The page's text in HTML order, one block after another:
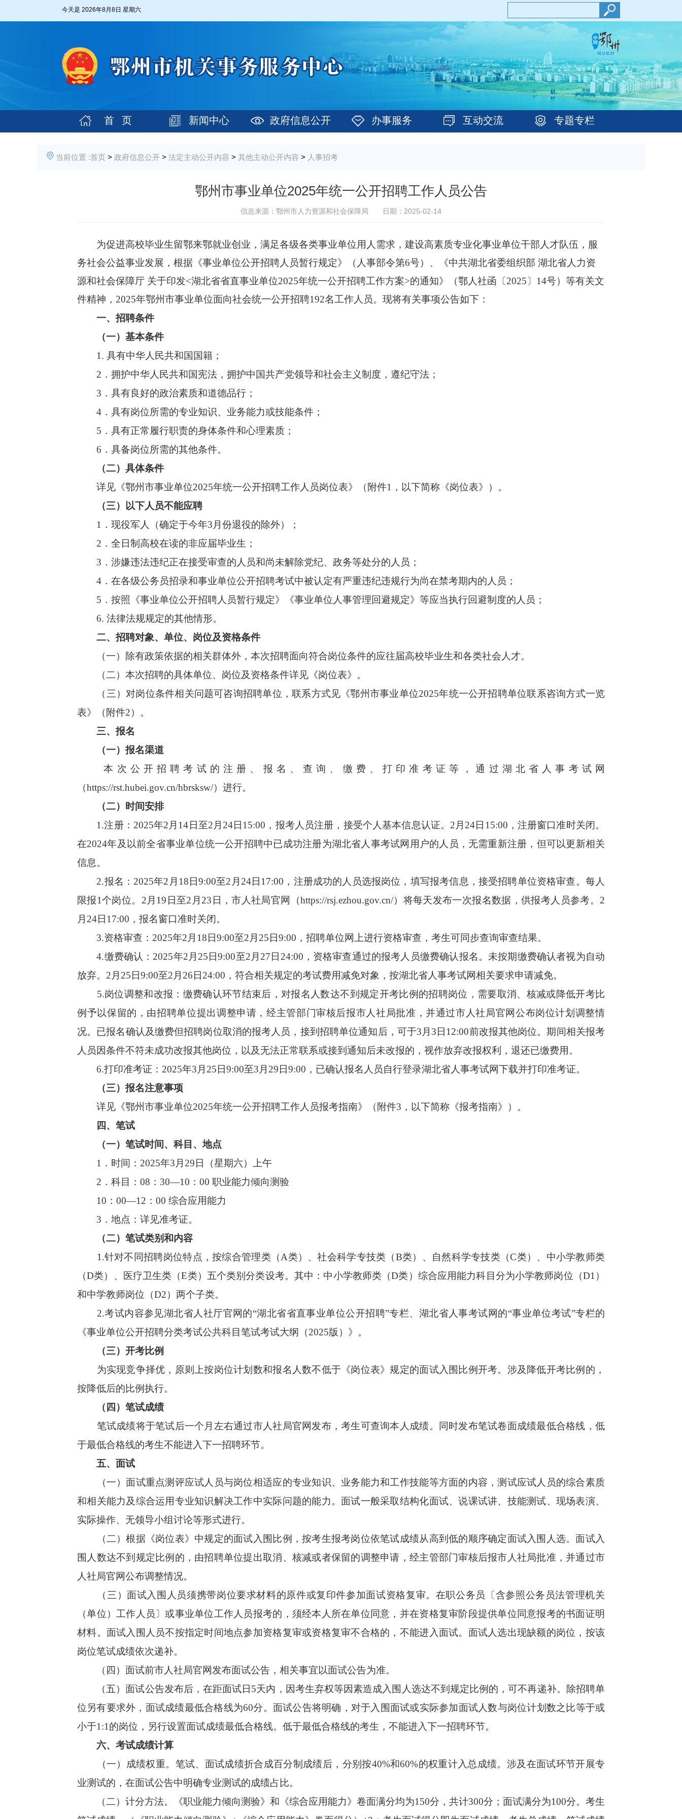
今天是 2026年8月8日 星期六
首 页 新闻中心 政府信息公开 办事服务 互动交流 专题专栏
当前位置 :首页 > 政府信息公开 > 法定主动公开内容 > 其他主动公开内容 > 人事招考
鄂州市事业单位2025年统一公开招聘工作人员公告
信息来源：鄂州市人力资源和社会保障局 日期：2025-02-14
为促进高校毕业生留鄂来鄂就业创业，满足各级各类事业单位用人需求，建设高素质专业化事业单位干部人才队伍，服
务社会公益事业发展，根据《事业单位公开招聘人员暂行规定》（人事部令第6号）、《中共湖北省委组织部 湖北省人力资
源和社会保障厅 关于印发<湖北省省直事业单位2025年统一公开招聘工作方案>的通知》（鄂人社函〔2025〕14号）等有关文
件精神，2025年鄂州市事业单位面向社会统一公开招聘192名工作人员。现将有关事项公告如下：
一、招聘条件
（一）基本条件
1. 具有中华人民共和国国籍；
2．拥护中华人民共和国宪法，拥护中国共产党领导和社会主义制度，遵纪守法；
3．具有良好的政治素质和道德品行；
4．具有岗位所需的专业知识、业务能力或技能条件；
5．具有正常履行职责的身体条件和心理素质；
6．具备岗位所需的其他条件。
（二）具体条件
详见《鄂州市事业单位2025年统一公开招聘工作人员岗位表》（附件1，以下简称《岗位表》）。
（三）以下人员不能应聘
1．现役军人（确定于今年3月份退役的除外）；
2．全日制高校在读的非应届毕业生；
3．涉嫌违法违纪正在接受审查的人员和尚未解除党纪、政务等处分的人员；
4．在各级公务员招录和事业单位公开招聘考试中被认定有严重违纪违规行为尚在禁考期内的人员；
5．按照《事业单位公开招聘人员暂行规定》《事业单位人事管理回避规定》等应当执行回避制度的人员；
6. 法律法规规定的其他情形。
二、招聘对象、单位、岗位及资格条件
（一）除有政策依据的相关群体外，本次招聘面向符合岗位条件的应往届高校毕业生和各类社会人才。
（二）本次招聘的具体单位、岗位及资格条件详见《岗位表》。
（三）对岗位条件相关问题可咨询招聘单位，联系方式见《鄂州市事业单位2025年统一公开招聘单位联系咨询方式一览
表》（附件2）。
三、报名
（一）报名渠道
本次公开招聘考试的注册、报名、查询、缴费、打印准考证等，通过湖北省人事考试网
（https://rst.hubei.gov.cn/hbrsksw/）进行。
（二）时间安排
1.注册：2025年2月14日至2月24日15:00，报考人员注册，接受个人基本信息认证。2月24日15:00，注册窗口准时关闭。
在2024年及以前全省事业单位统一公开招聘中已成功注册为湖北省人事考试网用户的人员，无需重新注册，但可以更新相关
信息。
2.报名：2025年2月18日9:00至2月24日17:00，注册成功的人员选报岗位，填写报考信息，接受招聘单位资格审查。每人
限报1个岗位。2月19日至2月23日，市人社局官网（https://rsj.ezhou.gov.cn/）将每天发布一次报名数据，供报考人员参考。2
月24日17:00，报名窗口准时关闭。
3.资格审查：2025年2月18日9:00至2月25日9:00，招聘单位网上进行资格审查，考生可同步查询审查结果。
4.缴费确认：2025年2月25日9:00至2月27日24:00，资格审查通过的报考人员缴费确认报名。未按期缴费确认者视为自动
放弃。2月25日9:00至2月26日24:00，符合相关规定的考试费用减免对象，按湖北省人事考试网相关要求申请减免。
5.岗位调整和改报：缴费确认环节结束后，对报名人数达不到规定开考比例的招聘岗位，需要取消、核减或降低开考比
例予以保留的，由招聘单位提出调整申请，经主管部门审核后报市人社局批准，并通过市人社局官网公布岗位计划调整情
况。已报名确认及缴费但招聘岗位取消的报考人员，接到招聘单位通知后，可于3月3日12:00前改报其他岗位。期间相关报考
人员因条件不符未成功改报其他岗位，以及无法正常联系或接到通知后未改报的，视作放弃改报权利，退还已缴费用。
6.打印准考证：2025年3月25日9:00至3月29日9:00，已确认报名人员自行登录湖北省人事考试网下载并打印准考证。
（三）报名注意事项
详见《鄂州市事业单位2025年统一公开招聘工作人员报考指南》（附件3，以下简称《报考指南》）。
四、笔试
（一）笔试时间、科目、地点
1．时间：2025年3月29日（星期六）上午
2．科目：08：30—10：00 职业能力倾向测验
10：00—12：00 综合应用能力
3．地点：详见准考证。
（二）笔试类别和内容
1.针对不同招聘岗位特点，按综合管理类（A类）、社会科学专技类（B类）、自然科学专技类（C类）、中小学教师类
（D类）、医疗卫生类（E类）五个类别分类设考。其中：中小学教师类（D类）综合应用能力科目分为小学教师岗位（D1）
和中学教师岗位（D2）两个子类。
2.考试内容参见湖北省人社厅官网的“湖北省省直事业单位公开招聘”专栏、湖北省人事考试网的“事业单位考试”专栏的
《事业单位公开招聘分类考试公共科目笔试考试大纲（2025版）》。
（三）开考比例
为实现竞争择优，原则上按岗位计划数和报名人数不低于《岗位表》规定的面试入围比例开考。涉及降低开考比例的，
按降低后的比例执行。
（四）笔试成绩
笔试成绩将于笔试后一个月左右通过市人社局官网发布，考生可查询本人成绩。同时发布笔试卷面成绩最低合格线，低
于最低合格线的考生不能进入下一招聘环节。
五、面试
（一）面试重点测评应试人员与岗位相适应的专业知识、业务能力和工作技能等方面的内容，测试应试人员的综合素质
和相关能力及综合运用专业知识解决工作中实际问题的能力。面试一般采取结构化面试、说课试讲、技能测试、现场表演、
实际操作、无领导小组讨论等形式进行。
（二）根据《岗位表》中规定的面试入围比例，按考生报考岗位依笔试成绩从高到低的顺序确定面试入围人选。面试入
围人数达不到规定比例的，由招聘单位提出取消、核减或者保留的调整申请，经主管部门审核后报市人社局批准，并通过市
人社局官网公布调整情况。
（三）面试入围人员须携带岗位要求材料的原件或复印件参加面试资格复审。在职公务员〔含参照公务员法管理机关
（单位）工作人员〕或事业单位工作人员报考的，须经本人所在单位同意，并在资格复审阶段提供单位同意报考的书面证明
材料。面试入围人员不按指定时间地点参加资格复审或资格复审不合格的，不能进入面试。面试人选出现缺额的岗位，按该
岗位笔试成绩依次递补。
（四）面试前市人社局官网发布面试公告，相关事宜以面试公告为准。
（五）面试公告发布后，在距面试日5天内，因考生弃权等因素造成入围人选达不到规定比例的，可不再递补。除招聘单
位另有要求外，面试成绩最低合格线为60分。面试公告将明确，对于入围面试或实际参加面试人数与岗位计划数之比等于或
小于1:1的岗位，另行设置面试成绩最低合格线。低于最低合格线的考生，不能进入下一招聘环节。
六、考试成绩计算
（一）成绩权重。笔试、面试成绩折合成百分制成绩后，分别按40%和60%的权重计入总成绩。涉及在面试环节开展专
业测试的，在面试公告中明确专业测试的成绩占比。
（二）计分方法。《职业能力倾向测验》和《综合应用能力》卷面满分均为150分，共计300分；面试满分为100分。考生